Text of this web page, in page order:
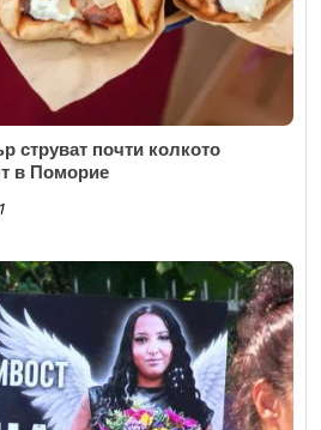
струват почти колкото
в Поморие
1